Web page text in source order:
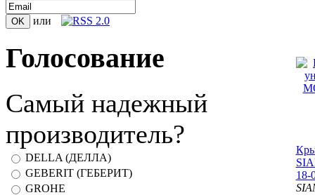
или
Голосование
Самый надежный
производитель?
DELLA (ДЕЛЛА)
GEBERIT (ГЕБЕРИТ)
GROHE
18-